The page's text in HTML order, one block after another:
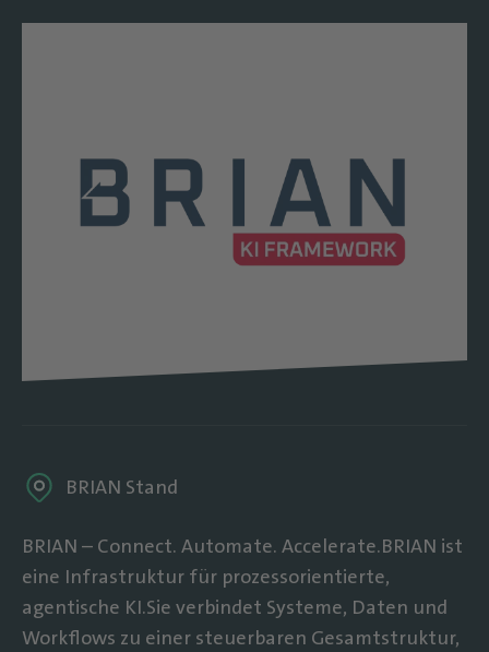
BRIAN Stand
BRIAN – Connect. Automate. Accelerate.BRIAN ist
eine Infrastruktur für prozessorientierte,
agentische KI.Sie verbindet Systeme, Daten und
Workflows zu einer steuerbaren Gesamtstruktur,